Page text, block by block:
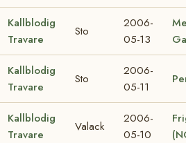
Kallblodig
Travare
Sto
2006-
05-13
Kallblodig
Travare
Sto
2006-
05-11
Kallblodig
Travare
Valack
2006-
05-10